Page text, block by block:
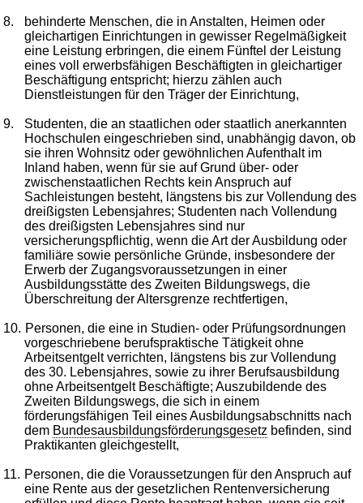
8.
behinderte Menschen, die in Anstalten, Heimen oder
gleichartigen Einrichtungen in gewisser Regelmäßigkeit
eine Leistung erbringen, die einem Fünftel der Leistung
eines voll erwerbsfähigen Beschäftigten in gleichartiger
Beschäftigung entspricht; hierzu zählen auch
Dienstleistungen für den Träger der Einrichtung,
9.
Studenten, die an staatlichen oder staatlich anerkannten
Hochschulen eingeschrieben sind, unabhängig davon, ob
sie ihren Wohnsitz oder gewöhnlichen Aufenthalt im
Inland haben, wenn für sie auf Grund über- oder
zwischenstaatlichen Rechts kein Anspruch auf
Sachleistungen besteht, längstens bis zur Vollendung des
dreißigsten Lebensjahres; Studenten nach Vollendung
des dreißigsten Lebensjahres sind nur
versicherungspflichtig, wenn die Art der Ausbildung oder
familiäre sowie persönliche Gründe, insbesondere der
Erwerb der Zugangsvoraussetzungen in einer
Ausbildungsstätte des Zweiten Bildungswegs, die
Überschreitung der Altersgrenze rechtfertigen,
10. Personen, die eine in Studien- oder Prüfungsordnungen
vorgeschriebene berufspraktische Tätigkeit ohne
Arbeitsentgelt verrichten, längstens bis zur Vollendung
des 30. Lebensjahres, sowie zu ihrer Berufsausbildung
ohne Arbeitsentgelt Beschäftigte; Auszubildende des
Zweiten Bildungswegs, die sich in einem
förderungsfähigen Teil eines Ausbildungsabschnitts nach
dem Bundesausbildungsförderungsgesetz befinden, sind
Praktikanten gleichgestellt,
11. Personen, die die Voraussetzungen für den Anspruch auf
eine Rente aus der gesetzlichen Rentenversicherung